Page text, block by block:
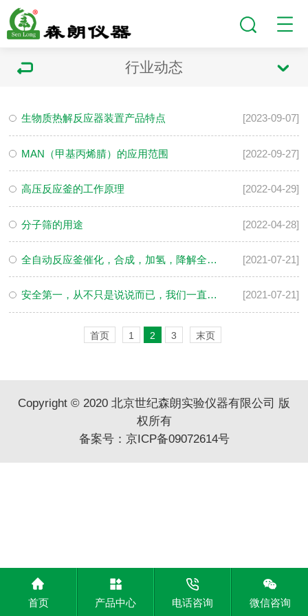
行业动态
生物质热解反应器装置产品特点 [2023-09-07]
MAN（甲基丙烯腈）的应用范围 [2022-09-27]
高压反应釜的工作原理 [2022-04-29]
分子筛的用途 [2022-04-28]
全自动反应釜催化，合成，加氢，降解全都搞定了! [2021-07-21]
安全第一，从不只是说说而已，我们一直都在做，并竭力提醒您 [2021-07-21]
首页 1 2 3 末页
Copyright © 2020 北京世纪森朗实验仪器有限公司 版
权所有
备案号： 京ICP备09072614号
首页 产品中心 电话咨询 微信咨询